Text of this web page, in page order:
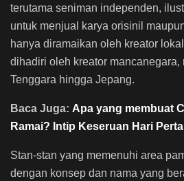
terutama seniman independen,
untuk menjual karya orisinil
hanya diramaikan oleh kreator
dihadiri oleh kreator mancanegara,
Tenggara hingga Jepang.
Baca Juga: Apa yang membuat
Ramai? Intip Keseruan Hari
Stan-stan yang memenuhi area
dengan konsep dan nama yang